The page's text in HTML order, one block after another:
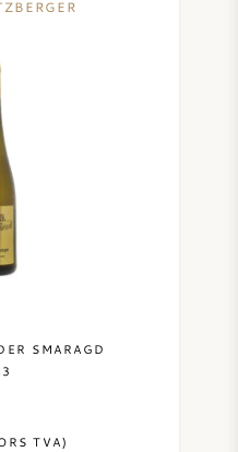
SMARAGD
TVA)